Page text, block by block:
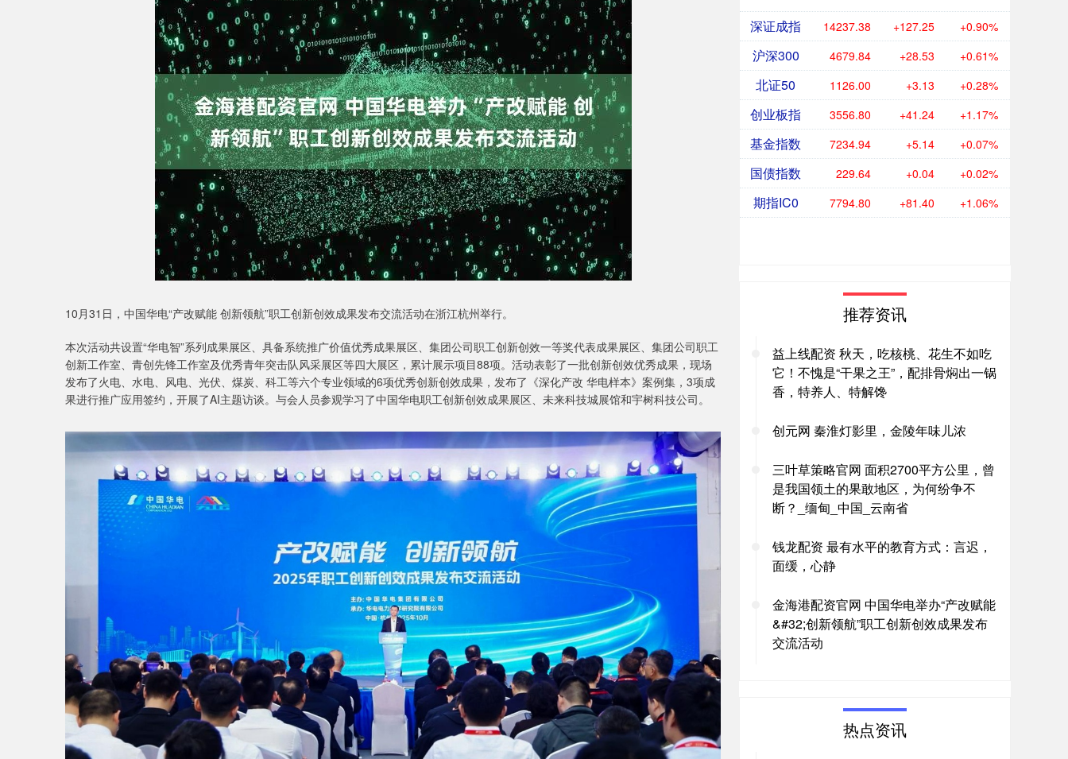
10月31日，中国华电“产改赋能 创新领航”职工创新创效成果发布交流活动在浙江杭州举行。
本次活动共设置“华电智”系列成果展区、具备系统推广价值优秀成果展区、集团公司职工创新创效一等奖代表成果展区、集团公司职工
创新工作室、青创先锋工作室及优秀青年突击队风采展区等四大展区，累计展示项目88项。活动表彰了一批创新创效优秀成果，现场
发布了火电、水电、风电、光伏、煤炭、科工等六个专业领域的6项优秀创新创效成果，发布了《深化产改 华电样本》案例集，3项成
果进行推广应用签约，开展了AI主题访谈。与会人员参观学习了中国华电职工创新创效成果展区、未来科技城展馆和宇树科技公司。
深证成指 14237.38 +127.25 +0.90%
沪深300 4679.84 +28.53 +0.61%
北证50 1126.00 +3.13 +0.28%
创业板指 3556.80 +41.24 +1.17%
基金指数 7234.94 +5.14 +0.07%
国债指数 229.64 +0.04 +0.02%
期指IC0 7794.80 +81.40 +1.06%
推荐资讯
益上线配资 秋天，吃核桃、花生不如吃
它！不愧是“干果之王”，配排骨焖出一锅
香，特养人、特解馋
创元网 秦淮灯影里，金陵年味儿浓
三叶草策略官网 面积2700平方公里，曾
是我国领土的果敢地区，为何纷争不
断？_缅甸_中国_云南省
钱龙配资 最有水平的教育方式：言迟，
面缓，心静
金海港配资官网 中国华电举办“产改赋能
&#32;创新领航”职工创新创效成果发布
交流活动
热点资讯